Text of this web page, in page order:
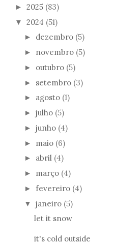
► 2025 (83)
▼ 2024 (51)
► dezembro (5)
► novembro (5)
► outubro (5)
► setembro (3)
► agosto (1)
► julho (5)
► junho (4)
► maio (6)
► abril (4)
► março (4)
► fevereiro (4)
▼ janeiro (5)
let it snow
it's cold outside